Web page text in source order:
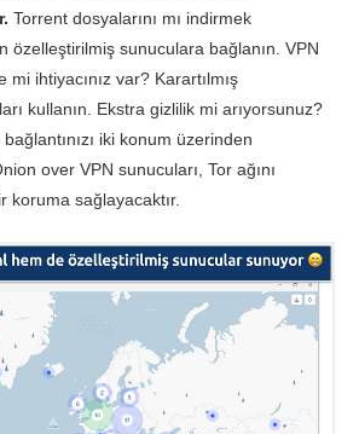
Torrent dosyalarını mı indirmek
özelleştirilmiş sunuculara bağlanın. VPN
mi ihtiyacınız var? Karartılmış
kullanın. Ekstra gizlilik mi arıyorsunuz?
iki konum üzerinden
over VPN sunucuları, Tor ağını
koruma sağlayacaktır.